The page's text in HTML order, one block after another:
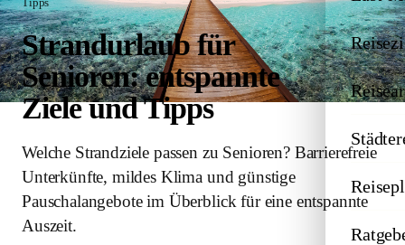
Strandurlaub für
Senioren: entspannte
Ziele und Tipps
Welche Strandziele passen zu Senioren? Barrierefreie
Unterkünfte, mildes Klima und günstige
Pauschalangebote im Überblick für eine entspannte
Auszeit.